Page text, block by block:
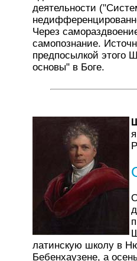
деятельности
Через
самопознание.
предпосылкой этого
основы" в Боге.
латинскую школу в
Бебенхаузене, а